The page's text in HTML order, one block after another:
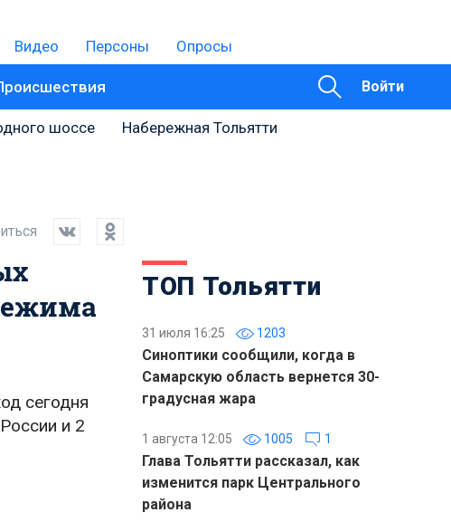
Видео Персоны Опросы
Войти
шоссе
Набережная Тольятти
сегодня
и 2
ТОП Тольятти
31 июля 16:25 1203
Синоптики сообщили, когда в
Самарскую область вернется 30-
градусная жара
1 августа 12:05 1005 1
Глава Тольятти рассказал, как
изменится парк Центрального
района